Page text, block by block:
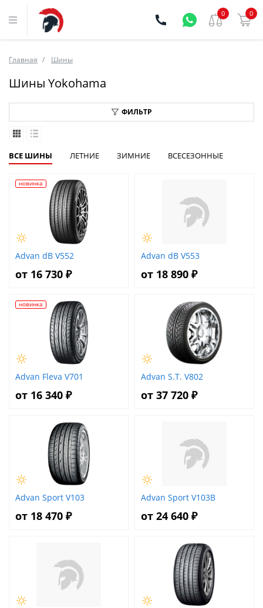
0 0
Главная Шины
Шины Yokohama
ФИЛЬТР
ВСЕ ШИНЫ ЛЕТНИЕ ЗИМНИЕ ВСЕСЕЗОННЫЕ
новинка
Advan dB V552
от 16 730 ₽
Advan dB V553
от 18 890 ₽
новинка
Advan Fleva V701
от 16 340 ₽
Advan S.T. V802
от 37 720 ₽
Advan Sport V103
от 18 470 ₽
Advan Sport V103B
от 24 640 ₽